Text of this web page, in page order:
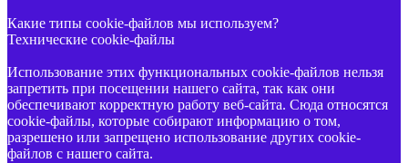
Какие типы cookie-файлов мы используем?
Технические cookie-файлы
Использование этих функциональных cookie-файлов нельзя
запретить при посещении нашего сайта, так как они
обеспечивают корректную работу веб-сайта. Сюда относятся
cookie-файлы, которые собирают информацию о том,
разрешено или запрещено использование других cookie-
файлов с нашего сайта.